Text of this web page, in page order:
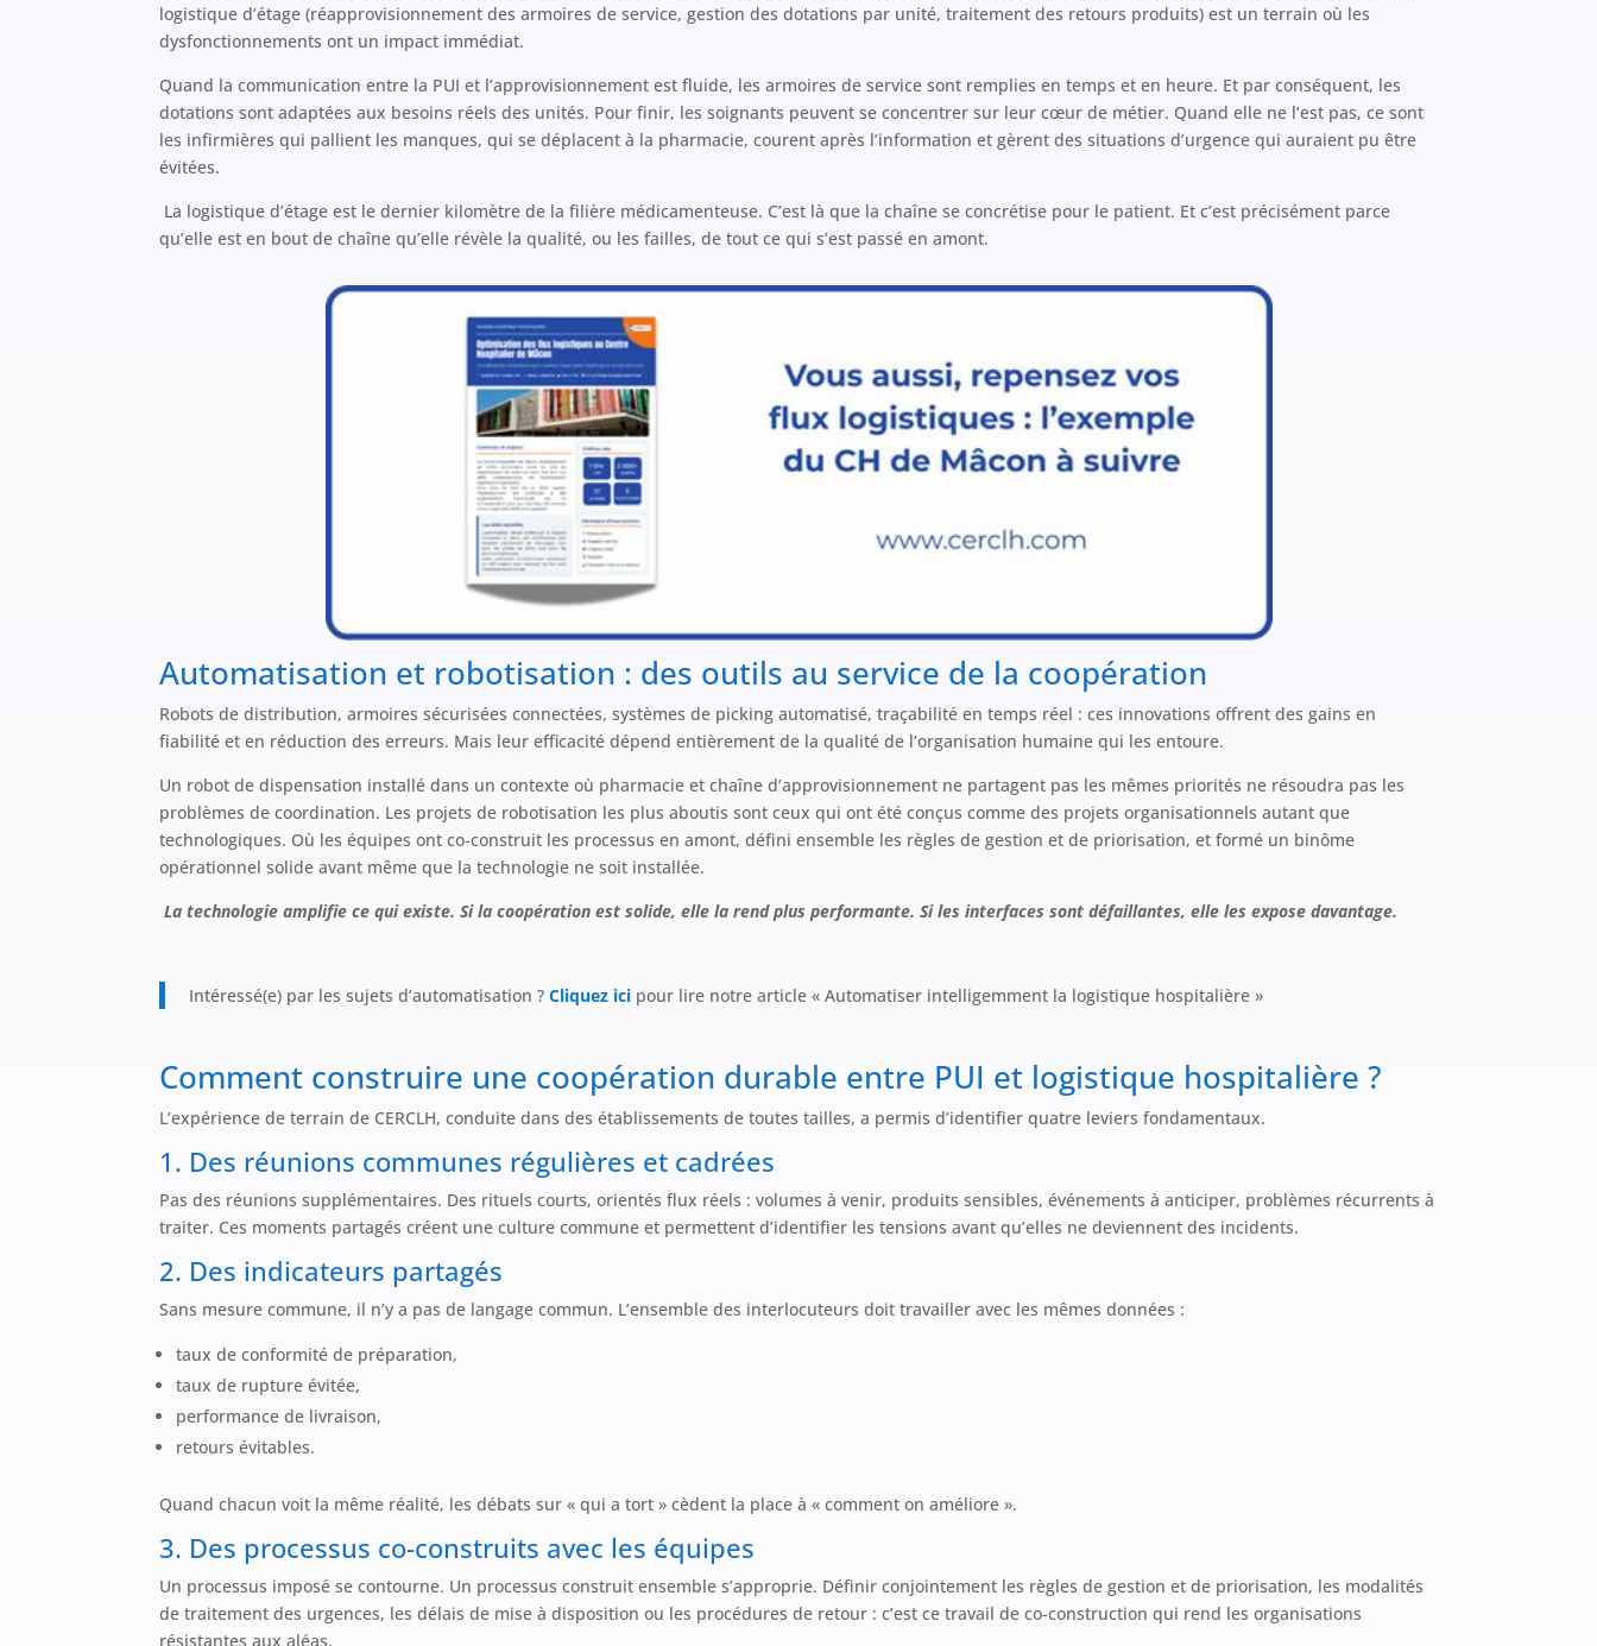
logistique d’étage (réapprovisionnement des armoires de service, gestion des dotations par unité, traitement des retours produits) est un terrain où les
dysfonctionnements ont un impact immédiat.
Quand la communication entre la PUI et l’approvisionnement est fluide, les armoires de service sont remplies en temps et en heure. Et par conséquent, les
dotations sont adaptées aux besoins réels des unités. Pour finir, les soignants peuvent se concentrer sur leur cœur de métier. Quand elle ne l’est pas, ce sont
les infirmières qui pallient les manques, qui se déplacent à la pharmacie, courent après l’information et gèrent des situations d’urgence qui auraient pu être
évitées.
La logistique d’étage est le dernier kilomètre de la filière médicamenteuse. C’est là que la chaîne se concrétise pour le patient. Et c’est précisément parce
qu’elle est en bout de chaîne qu’elle révèle la qualité, ou les failles, de tout ce qui s’est passé en amont.
Automatisation et robotisation : des outils au service de la coopération
Robots de distribution, armoires sécurisées connectées, systèmes de picking automatisé, traçabilité en temps réel : ces innovations offrent des gains en
fiabilité et en réduction des erreurs. Mais leur efficacité dépend entièrement de la qualité de l’organisation humaine qui les entoure.
Un robot de dispensation installé dans un contexte où pharmacie et chaîne d’approvisionnement ne partagent pas les mêmes priorités ne résoudra pas les
problèmes de coordination. Les projets de robotisation les plus aboutis sont ceux qui ont été conçus comme des projets organisationnels autant que
technologiques. Où les équipes ont co-construit les processus en amont, défini ensemble les règles de gestion et de priorisation, et formé un binôme
opérationnel solide avant même que la technologie ne soit installée.
La technologie amplifie ce qui existe. Si la coopération est solide, elle la rend plus performante. Si les interfaces sont défaillantes, elle les expose davantage.
Intéressé(e) par les sujets d’automatisation ?Cliquez ici pour lire notre article « Automatiser intelligemment la logistique hospitalière »
Comment construire une coopération durable entre PUI et logistique hospitalière ?
L’expérience de terrain de CERCLH, conduite dans des établissements de toutes tailles, a permis d’identifier quatre leviers fondamentaux.
1. Des réunions communes régulières et cadrées
Pas des réunions supplémentaires. Des rituels courts, orientés flux réels : volumes à venir, produits sensibles, événements à anticiper, problèmes récurrents à
traiter. Ces moments partagés créent une culture commune et permettent d’identifier les tensions avant qu’elles ne deviennent des incidents.
2. Des indicateurs partagés
Sans mesure commune, il n’y a pas de langage commun. L’ensemble des interlocuteurs doit travailler avec les mêmes données :
taux de conformité de préparation,
taux de rupture évitée,
performance de livraison,
retours évitables.
Quand chacun voit la même réalité, les débats sur « qui a tort » cèdent la place à « comment on améliore ».
3. Des processus co-construits avec les équipes
Un processus imposé se contourne. Un processus construit ensemble s’approprie. Définir conjointement les règles de gestion et de priorisation, les modalités
de traitement des urgences, les délais de mise à disposition ou les procédures de retour : c’est ce travail de co-construction qui rend les organisations
résistantes aux aléas.